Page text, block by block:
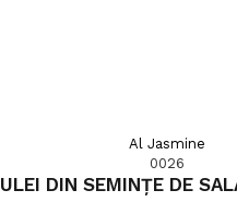
Al Jasmine
0026
ULEI DIN SEMINȚE DE